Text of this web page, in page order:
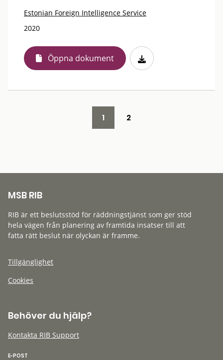
Estonian Foreign Intelligence Service
2020
Öppna dokument
1 2
MSB RIB
RIB är ett beslutsstöd för räddningstjänst som ger stöd
hela vägen från planering av framtida insatser till att
fatta rätt beslut när olyckan är framme.
Tillgänglighet
Cookies
Behöver du hjälp?
Kontakta RIB Support
E-POST